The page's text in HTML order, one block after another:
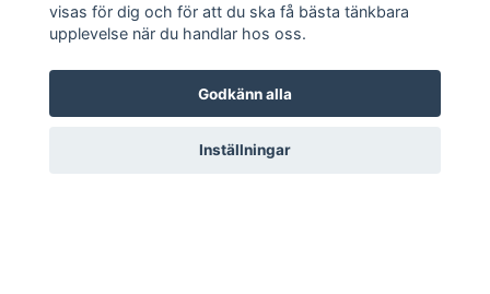
LÄS MER
Köpvillkor
Kontakt
visas för dig och för att du ska få bästa tänkbara
upplevelse när du handlar hos oss.
Godkänn alla
Inställningar